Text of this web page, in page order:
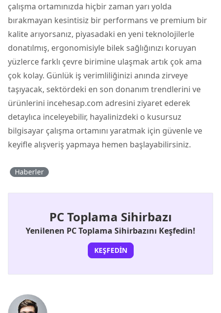
çalışma ortamınızda hiçbir zaman yarı yolda
bırakmayan kesintisiz bir performans ve premium bir
kalite arıyorsanız, piyasadaki en yeni teknolojilerle
donatılmış, ergonomisiyle bilek sağlığınızı koruyan
yüzlerce farklı çevre birimine ulaşmak artık çok ama
çok kolay. Günlük iş verimliliğinizi anında zirveye
taşıyacak, sektördeki en son donanım trendlerini ve
ürünlerini incehesap.com adresini ziyaret ederek
detaylıca inceleyebilir, hayalinizdeki o kusursuz
bilgisayar çalışma ortamını yaratmak için güvenle ve
keyifle alışveriş yapmaya hemen başlayabilirsiniz.
Haberler
PC Toplama Sihirbazı
Yenilenen PC Toplama Sihirbazını Keşfedin!
KEŞFEDIN